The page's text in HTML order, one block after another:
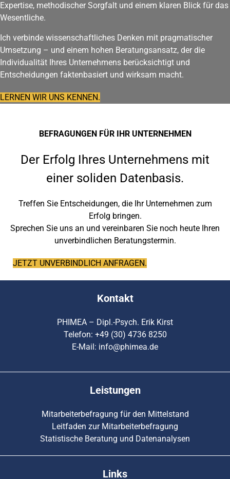
Expertise, methodischer Sorgfalt und einem klaren Blick für das
Wesentliche.
Ich verbinde wissenschaftliches Denken mit pragmatischer
Umsetzung – und einem hohen Beratungsansatz, der die
Individualität Ihres Unternehmens berücksichtigt und
Entscheidungen faktenbasiert und wirksam macht.
LERNEN WIR UNS KENNEN.
BEFRAGUNGEN FÜR IHR UNTERNEHMEN
Der Erfolg Ihres Unternehmens mit
einer soliden Datenbasis.
Treffen Sie Entscheidungen, die Ihr Unternehmen zum
Erfolg bringen.
Sprechen Sie uns an und vereinbaren Sie noch heute Ihren
unverbindlichen Beratungstermin.
JETZT UNVERBINDLICH ANFRAGEN.
Kontakt
PHIMEA – Dipl.-Psych. Erik Kirst
Telefon: +49 (30) 4736 8250
E-Mail: info@phimea.de
Leistungen
Mitarbeiterbefragung für den Mittelstand
Leitfaden zur Mitarbeiterbefragung
Statistische Beratung und Datenanalysen
Links